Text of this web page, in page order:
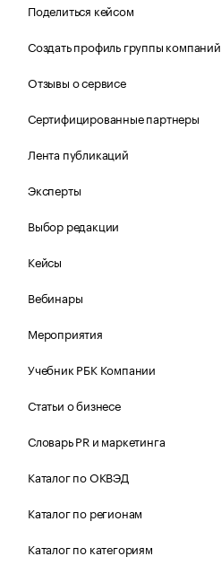
Поделиться кейсом
Создать профиль группы компаний
Отзывы о сервисе
Сертифицированные партнеры
Лента публикаций
Эксперты
Выбор редакции
Кейсы
Вебинары
Мероприятия
Учебник РБК Компании
Статьи о бизнесе
Словарь PR и маркетинга
Каталог по ОКВЭД
Каталог по регионам
Каталог по категориям